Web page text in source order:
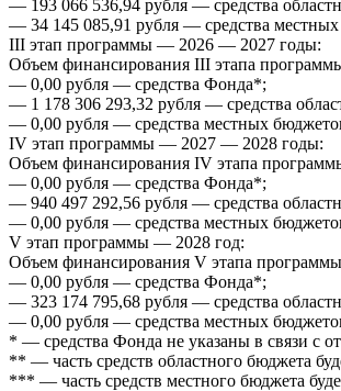
— 193 066 536,94 рубля — средства
— 34 145 085,91 рубля — средства
III этап программы — 2026 — 2027 годы:
Объем финансирования III этапа
— 0,00 рубля — средства Фонда*;
— 1 178 306 293,32 рубля — средства
— 0,00 рубля — средства местных
IV этап программы — 2027 — 2028 годы:
Объем финансирования IV этапа
— 0,00 рубля — средства Фонда*;
— 940 497 292,56 рубля — средства
— 0,00 рубля — средства местных
V этап программы — 2028 год:
Объем финансирования V этапа
— 0,00 рубля — средства Фонда*;
— 323 174 795,68 рубля — средства
— 0,00 рубля — средства местных
* — средства Фонда не указаны в связи с
** — часть средств областного бюджета
*** — часть средств местного бюджета